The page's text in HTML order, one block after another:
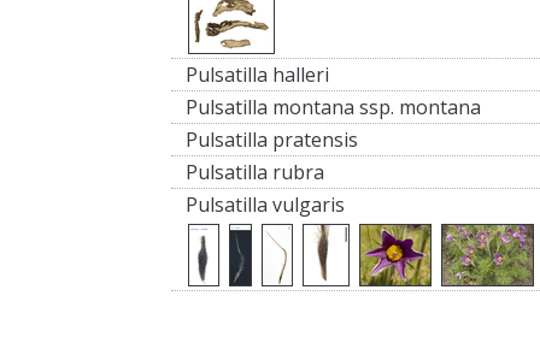
Pulsatilla halleri
Pulsatilla montana ssp. montana
Pulsatilla pratensis
Pulsatilla rubra
Pulsatilla vulgaris